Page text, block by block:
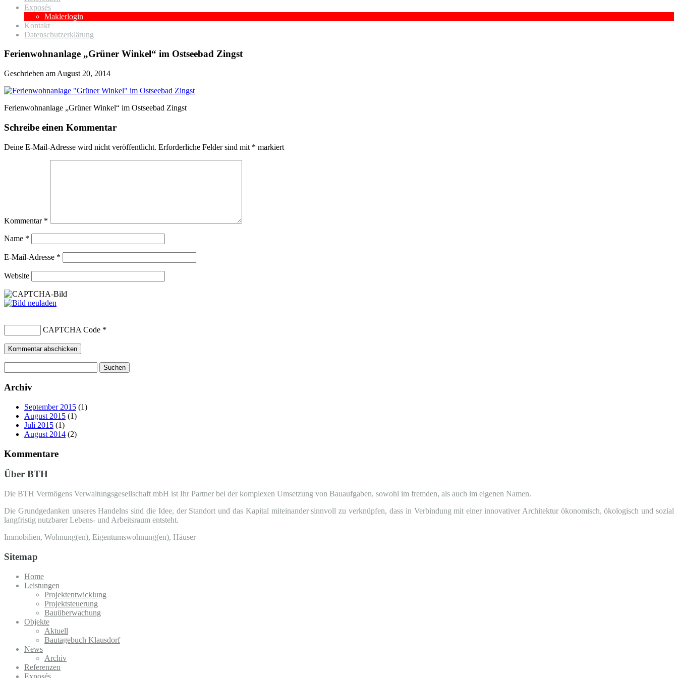
Exposés
Maklerlogin
Kontakt
Datenschutzerklärung
Ferienwohnanlage „Grüner Winkel“ im Ostseebad Zingst
Geschrieben am August 20, 2014
Ferienwohnanlage „Grüner Winkel“ im Ostseebad Zingst
Schreibe einen Kommentar
Deine E-Mail-Adresse wird nicht veröffentlicht. Erforderliche Felder sind mit * markiert
Kommentar *
Name *
E-Mail-Adresse *
Website
CAPTCHA Code *
nach:
Archiv
September 2015 (1)
August 2015 (1)
Juli 2015 (1)
August 2014 (2)
Kommentare
Über BTH
Die BTH Vermögens Verwaltungsgesellschaft mbH ist Ihr Partner bei der komplexen Umsetzung von Bauaufgaben, sowohl im fremden, als auch im eigenen Namen.
Die Grundgedanken unseres Handelns sind die Idee, der Standort und das Kapital miteinander sinnvoll zu verknüpfen, dass in Verbindung mit einer innovativer Architektur ökonomisch, ökologisch und sozial
langfristig nutzbarer Lebens- und Arbeitsraum entsteht.
Immobilien, Wohnung(en), Eigentumswohnung(en), Häuser
Sitemap
Home
Leistungen
Projektentwicklung
Projektsteuerung
Bauüberwachung
Objekte
Aktuell
Bautagebuch Klausdorf
News
Archiv
Referenzen
Exposés